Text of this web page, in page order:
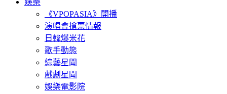
娛樂
《VPOPASIA》開播
演唱會搶票情報
日韓爆米花
歌手動態
綜藝星聞
戲劇星聞
娛樂電影院